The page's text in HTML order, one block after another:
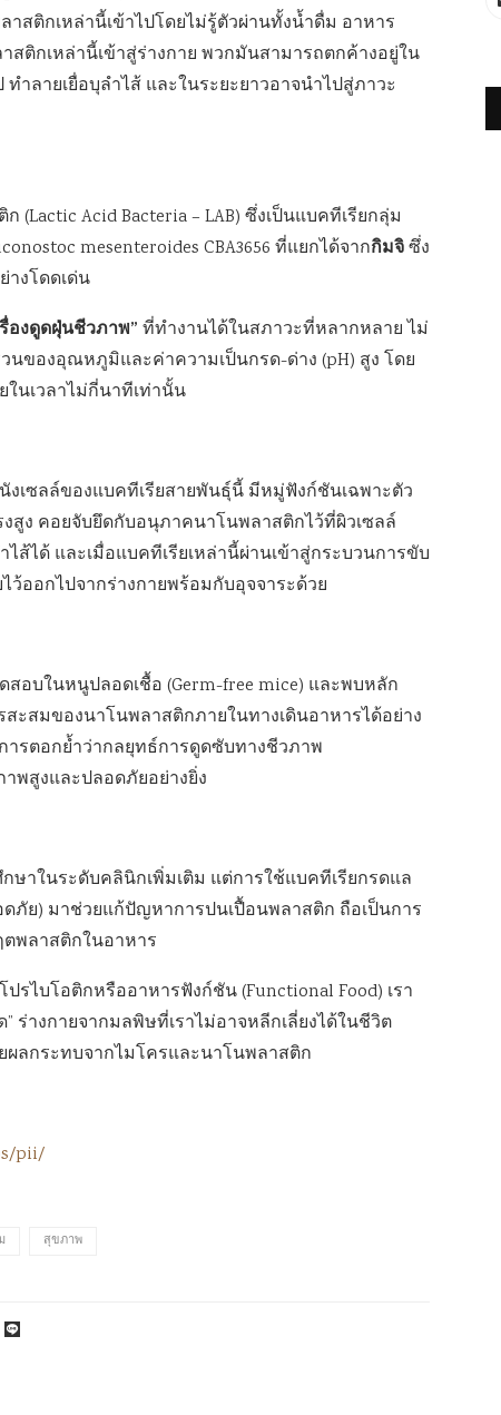
าสติกเหล่านี้เข้าไปโดยไม่รู้ตัวผ่านทั้งน้ำดื่ม อาหาร
ติกเหล่านี้เข้าสู่ร่างกาย พวกมันสามารถตกค้างอยู่ใน
ำลายเยื่อบุลำไส้ และในระยะยาวอาจนำไปสู่ภาวะ
Acid Bacteria – LAB) ซึ่งเป็นแบคทีเรียกลุ่ม
mesenteroides CBA3656 ที่แยกได้จากกิมจิซึ่ง
งโดดเด่น
องดูดฝุ่นชีวภาพ” ที่ทำงานได้ในสภาวะที่หลากหลาย ไม่
นของอุณหภูมิและค่าความเป็นกรด-ด่าง (pH) สูง โดย
นเวลาไม่กี่นาทีเท่านั้น
งเซลล์ของแบคทีเรียสายพันธุ์นี้ มีหมู่ฟังก์ชันเฉพาะตัว
สูง คอยจับยึดกับอนุภาคนาโนพลาสติกไว้ที่ผิวเซลล์
ได้ และเมื่อแบคทีเรียเหล่านี้ผ่านเข้าสู่กระบวนการขับ
ออกไปจากร่างกายพร้อมกับอุจจาระด้วย
สอบในหนูปลอดเชื้อ (Germ-free mice) และพบหลัก
ะสมของนาโนพลาสติกภายในทางเดินอาหารได้อย่าง
รตอกย้ำว่ากลยุทธ์การดูดซับทางชีวภาพ
พสูงและปลอดภัยอย่างยิ่ง
ษาในระดับคลินิกเพิ่มเติม แต่การใช้แบคทีเรียกรดแล
ภัย) มาช่วยแก้ปัญหาการปนเปื้อนพลาสติก ถือเป็นการ
พลาสติกในอาหาร
บโอติกหรืออาหารฟังก์ชัน (Functional Food) เรา
ร่างกายจากมลพิษที่เราไม่อาจหลีกเลี่ยงได้ในชีวิต
ลกระทบจากไมโครและนาโนพลาสติก
pii/
สุขภาพ